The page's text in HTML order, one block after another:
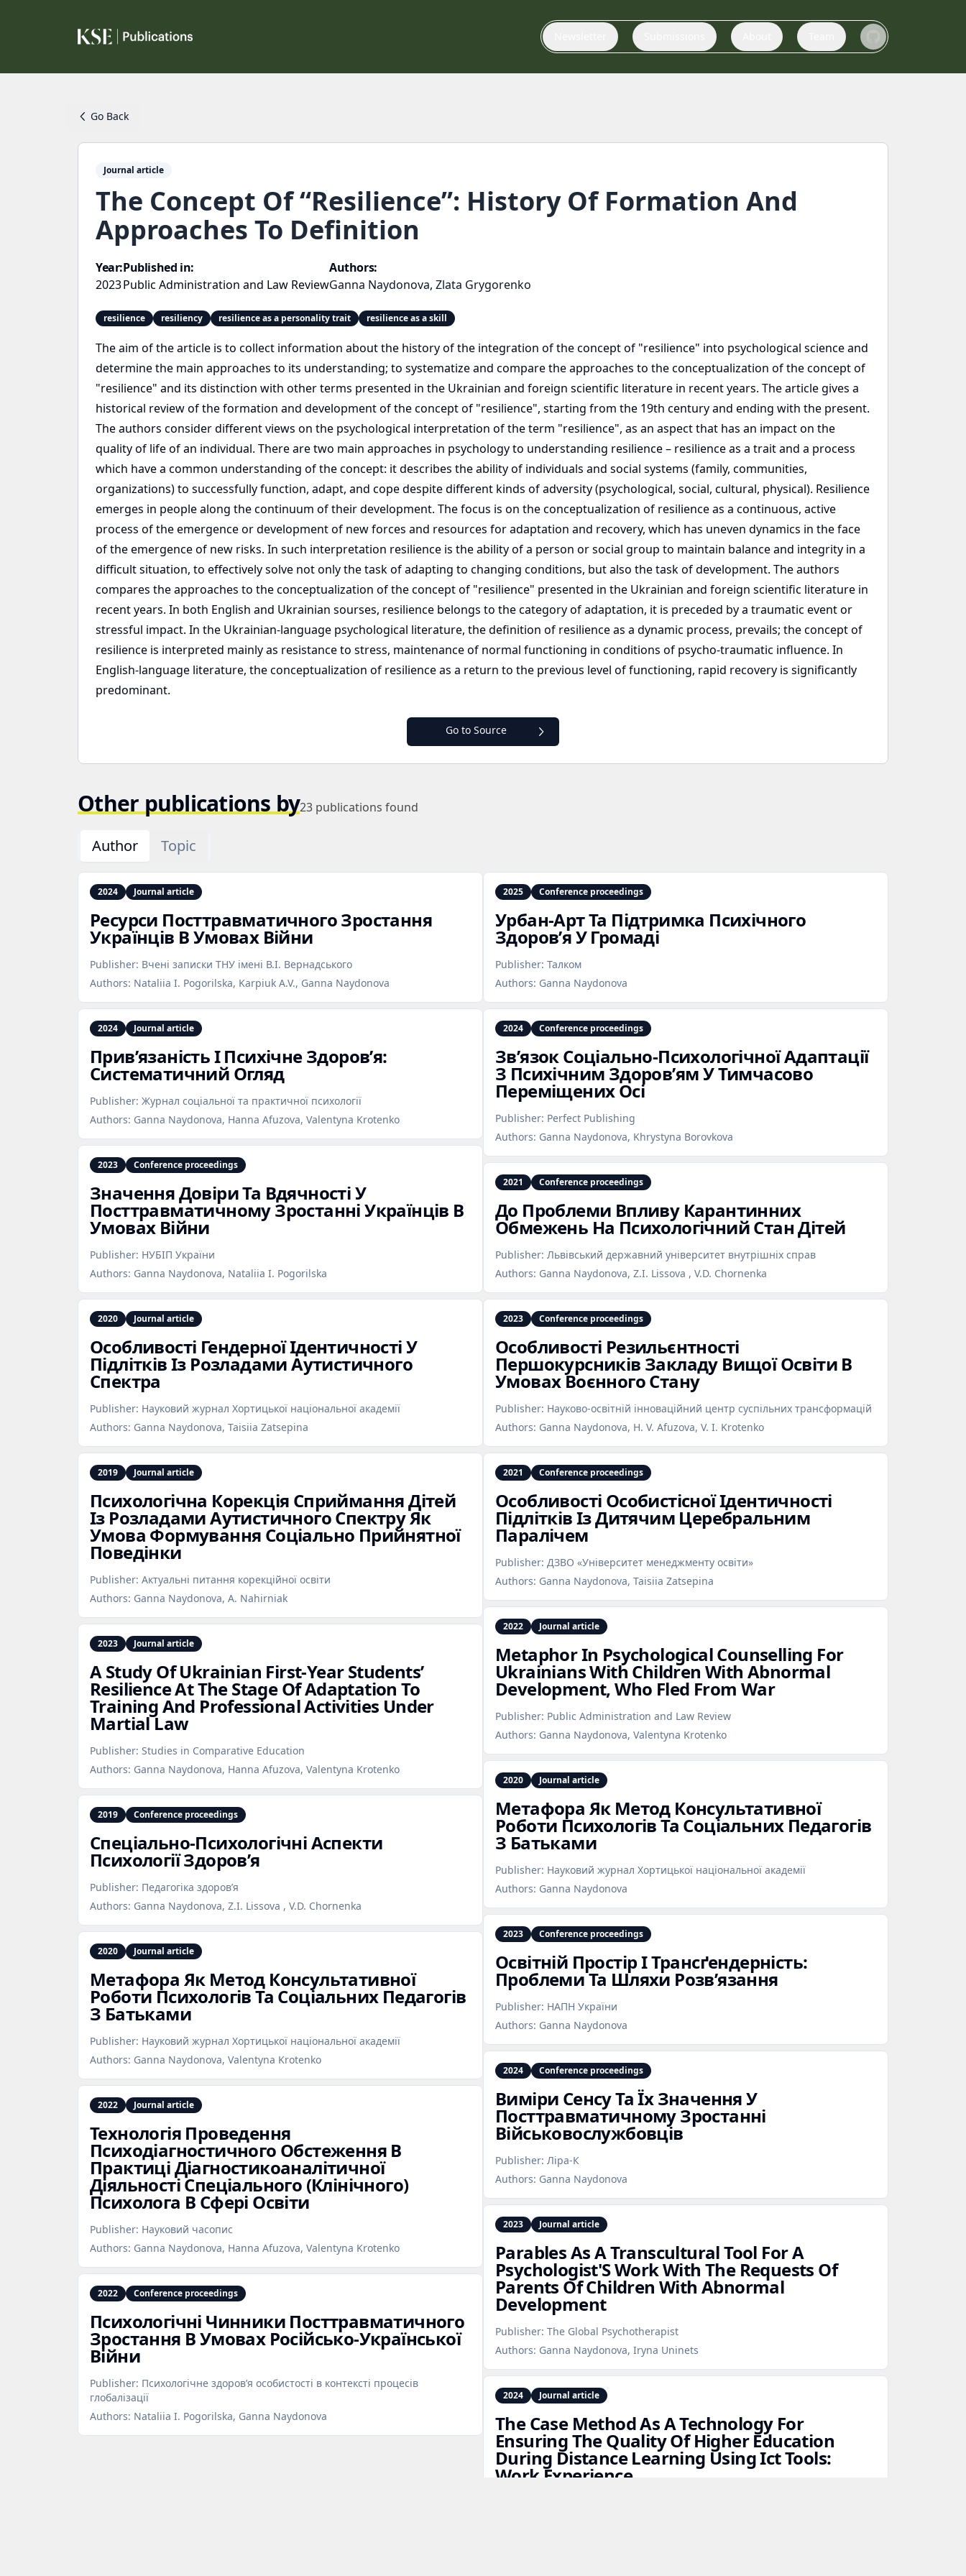
Go Back
Journal article
The Concept Of “Resilience”: History Of Formation And
Approaches To Definition
Year:
2023
Published in:
Public Administration and Law Review
Authors:
Ganna Naydonova, Zlata Grygorenko
resilience resiliency resilience as a personality trait resilience as a skill
The aim of the article is to collect information about the history of the integration of the concept of "resilience" into psychological science and
determine the main approaches to its understanding; to systematize and compare the approaches to the conceptualization of the concept of
"resilience" and its distinction with other terms presented in the Ukrainian and foreign scientific literature in recent years. The article gives a
historical review of the formation and development of the concept of "resilience", starting from the 19th century and ending with the present.
The authors consider different views on the psychological interpretation of the term "resilience", as an aspect that has an impact on the
quality of life of an individual. There are two main approaches in psychology to understanding resilience – resilience as a trait and a process
which have a common understanding of the concept: it describes the ability of individuals and social systems (family, communities,
organizations) to successfully function, adapt, and cope despite different kinds of adversity (psychological, social, cultural, physical). Resilience
emerges in people along the continuum of their development. The focus is on the conceptualization of resilience as a continuous, active
process of the emergence or development of new forces and resources for adaptation and recovery, which has uneven dynamics in the face
of the emergence of new risks. In such interpretation resilience is the ability of a person or social group to maintain balance and integrity in a
difficult situation, to effectively solve not only the task of adapting to changing conditions, but also the task of development. The authors
compares the approaches to the conceptualization of the concept of "resilience" presented in the Ukrainian and foreign scientific literature in
recent years. In both English and Ukrainian sourses, resilience belongs to the category of adaptation, it is preceded by a traumatic event or
stressful impact. In the Ukrainian-language psychological literature, the definition of resilience as a dynamic process, prevails; the concept of
resilience is interpreted mainly as resistance to stress, maintenance of normal functioning in conditions of psycho-traumatic influence. In
English-language literature, the conceptualization of resilience as a return to the previous level of functioning, rapid recovery is significantly
predominant.
Go to Source
Other publications by23 publications found
Author Topic
2024 Journal article
Ресурси Посттравматичного Зростання
Українців В Умовах Війни
Publisher: Вчені записки ТНУ імені В.І. Вернадського
Authors: Nataliia I. Pogorilska, Karpiuk A.V., Ganna Naydonova
2024 Journal article
Прив’язаність І Психічне Здоров’я:
Систематичний Огляд
Publisher: Журнал соціальної та практичної психології
Authors: Ganna Naydonova, Hanna Afuzova, Valentyna Krotenko
2023 Conference proceedings
Значення Довіри Та Вдячності У
Посттравматичному Зростанні Українців В
Умовах Війни
Publisher: НУБІП України
Authors: Ganna Naydonova, Nataliia I. Pogorilska
2020 Journal article
Особливості Гендерної Ідентичності У
Підлітків Із Розладами Аутистичного
Спектра
Publisher: Науковий журнал Хортицької національної академії
Authors: Ganna Naydonova, Taisiia Zatsepina
2019 Journal article
Психологічна Корекція Сприймання Дітей
Із Розладами Аутистичного Спектру Як
Умова Формування Соціально Прийнятної
Поведінки
Publisher: Актуальні питання корекційної освіти
Authors: Ganna Naydonova, A. Nahirniak
2023 Journal article
A Study Of Ukrainian First‑Year Students’
Resilience At The Stage Of Adaptation To
Training And Professional Activities Under
Martial Law
Publisher: Studies in Comparative Education
Authors: Ganna Naydonova, Hanna Afuzova, Valentyna Krotenko
2019 Conference proceedings
Спеціально‑Психологічні Аспекти
Психології Здоров’я
Publisher: Педагогіка здоров’я
Authors: Ganna Naydonova, Z.I. Lissova , V.D. Chornenka
2020 Journal article
Метафора Як Метод Консультативної
Роботи Психологів Та Соціальних Педагогів
З Батьками
Publisher: Науковий журнал Хортицької національної академії
Authors: Ganna Naydonova, Valentyna Krotenko
2022 Journal article
Технологія Проведення
Психодіагностичного Обстеження В
Практиці Діагностикоаналітичної
Діяльності Спеціального (Клінічного)
Психолога В Сфері Освіти
Publisher: Науковий часопис
Authors: Ganna Naydonova, Hanna Afuzova, Valentyna Krotenko
2022 Conference proceedings
Психологічні Чинники Посттравматичного
Зростання В Умовах Російсько‑Української
Війни
Publisher: Психологічне здоров’я особистості в контексті процесів
глобалізації
Authors: Nataliia I. Pogorilska, Ganna Naydonova
2025 Conference proceedings
Урбан‑Арт Та Підтримка Психічного
Здоров’я У Громаді
Publisher: Талком
Authors: Ganna Naydonova
2024 Conference proceedings
Звʼязок Соціально‑Психологічної Адаптації
З Психічним Здоров’ям У Тимчасово
Переміщених Осі
Publisher: Perfect Publishing
Authors: Ganna Naydonova, Khrystyna Borovkova
2021 Conference proceedings
До Проблеми Впливу Карантинних
Обмежень На Психологічний Стан Дітей
Publisher: Львівський державний університет внутрішніх справ
Authors: Ganna Naydonova, Z.I. Lissova , V.D. Chornenka
2023 Conference proceedings
Особливості Резильєнтності
Першокурсників Закладу Вищої Освіти В
Умовах Воєнного Стану
Publisher: Науково-освітній інноваційний центр суспільних трансформацій
Authors: Ganna Naydonova, H. V. Afuzova, V. I. Krotenko
2021 Conference proceedings
Особливості Особистісної Ідентичності
Підлітків Із Дитячим Церебральним
Паралічем
Publisher: ДЗВО «Університет менеджменту освіти»
Authors: Ganna Naydonova, Taisiia Zatsepina
2022 Journal article
Metaphor In Psychological Counselling For
Ukrainians With Children With Abnormal
Development, Who Fled From War
Publisher: Public Administration and Law Review
Authors: Ganna Naydonova, Valentyna Krotenko
2020 Journal article
Метафора Як Метод Консультативної
Роботи Психологів Та Соціальних Педагогів
З Батьками
Publisher: Науковий журнал Хортицької національної академії
Authors: Ganna Naydonova
2023 Conference proceedings
Освітній Простір І Трансґендерність:
Проблеми Та Шляхи Розв’язання
Publisher: НАПН України
Authors: Ganna Naydonova
2024 Conference proceedings
Виміри Сенсу Та Їх Значення У
Посттравматичному Зростанні
Військовослужбовців
Publisher: Ліра-К
Authors: Ganna Naydonova
2023 Journal article
Parables As A Transcultural Tool For A
Psychologist'S Work With The Requests Of
Parents Of Children With Abnormal
Development
Publisher: The Global Psychotherapist
Authors: Ganna Naydonova, Iryna Uninets
2024 Journal article
The Case Method As A Technology For
Ensuring The Quality Of Higher Education
During Distance Learning Using Ict Tools:
Work Experience